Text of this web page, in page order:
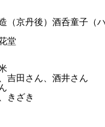
京丹後）酒呑童子（
堂
田さん、酒井さん
きざき